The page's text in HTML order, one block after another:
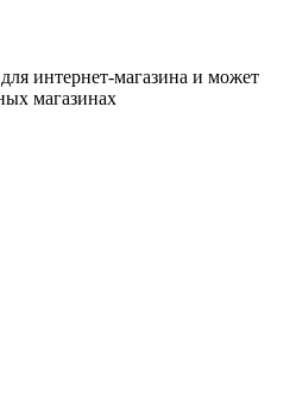
интернет-магазина и может
магазинах